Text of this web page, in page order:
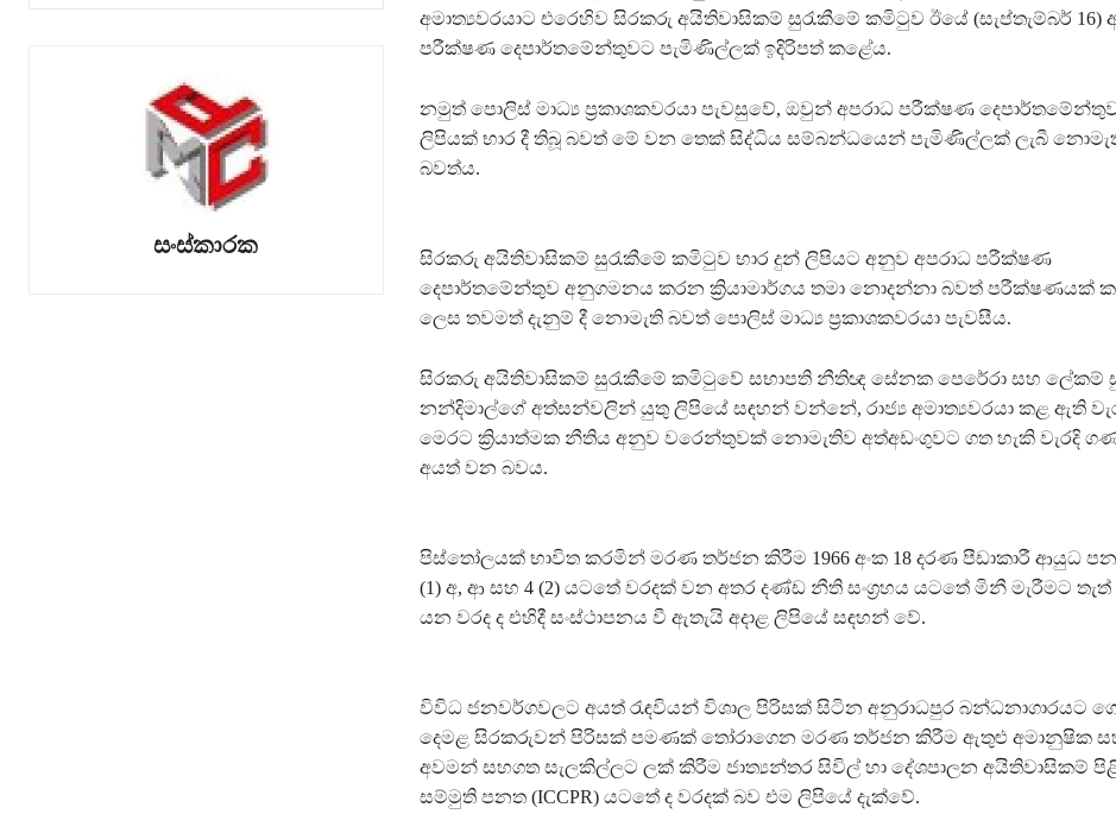
සංස්කාරක
අමාත්‍යවරයාට එරෙහිව සිරකරු අයිතිවාසිකම් සුරැකීමේ කමිටුව ඊයේ (සැප්තැම්බර් 16)
පරීක්ෂණ දෙපාර්තමේන්තුවට පැමිණිල්ලක් ඉදිරිපත් කළේය.
නමුත් පොලිස් මාධ්‍ය ප්‍රකාශකවරයා පැවසුවේ, ඔවුන් අපරාධ පරීක්ෂණ
ලිපියක් භාර දී තිබූ බවත් මේ වන තෙක් සිද්ධිය සම්බන්ධයෙන් පැමිණිල්ලක් ලැබී
බවත්ය.
සිරකරු අයිතිවාසිකම් සුරැකීමේ කමිටුව භාර දුන් ලිපියට අනුව අපරාධ පරීක්ෂණ
දෙපාර්තමේන්තුව අනුගමනය කරන ක්‍රියාමාර්ගය තමා නොදන්නා බවත් පරීක්ෂණයක්
ලෙස තවමත් දැනුම් දී නොමැති බවත් පොලිස් මාධ්‍ය ප්‍රකාශකවරයා පැවසීය.
සිරකරු අයිතිවාසිකම් සුරැකීමේ කමිටුවේ සභාපති නීතිඥ සේනක පෙරේරා සහ ලේකම්
නන්දිමාල්ගේ අත්සන්වලින් යුතු ලිපියේ සඳහන් වන්නේ, රාජ්‍ය අමාත්‍යවරයා කළ ඇති
මෙරට ක්‍රියාත්මක නීතිය අනුව වරෙන්තුවක් නොමැතිව අත්අඩංගුවට ගත හැකි වැරදි
අයත් වන බවය.
පිස්තෝලයක් භාවිත කරමින් මරණ තර්ජන කිරීම 1966 අංක 18 දරණ පීඩාකාරී ආයුධ
(1) අ, ආ සහ 4 (2) යටතේ වරදක් වන අතර දණ්ඩ නීති සංග්‍රහය යටතේ මිනී මැරීමට
යන වරද ද එහිදී සංස්ථාපනය වී ඇතැයි අදාළ ලිපියේ සඳහන් වේ.
විවිධ ජනවර්ගවලට අයත් රැඳවියන් විශාල පිරිසක් සිටින අනුරාධපුර බන්ධනාගාරයට
දෙමළ සිරකරුවන් පිරිසක් පමණක් තෝරාගෙන මරණ තර්ජන කිරීම ඇතුළු අමානුෂික
අවමන් සහගත සැලකිල්ලට ලක් කිරීම ජාත්‍යන්තර සිවිල් හා දේශපාලන අයිතිවාසිකම්
සම්මුති පනත (ICCPR) යටතේ ද වරදක් බව එම ලිපියේ දැක්වේ.